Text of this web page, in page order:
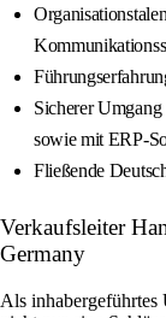
Sicherer
sowie mit ERP-
Fließende
Verkaufsleiter
Germany
Als inhabergeführtes